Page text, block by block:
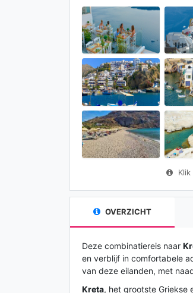
OVERZICHT
Deze combinatiereis naar
en verblijf in comfortabele
van deze eilanden, met
Kreta, het grootste Griekse